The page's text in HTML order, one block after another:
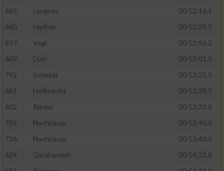
695
Langner
00:52:16.1
660
Hipfner
00:52:39.5
837
Vogl
00:52:56.2
607
Dürr
00:53:01.5
792
Schmidt
00:53:25.5
661
Hofknecht
00:53:28.5
602
Riedel
00:53:33.8
735
Nachbauer
00:53:40.6
736
Nachbauer
00:53:40.6
629
Garabandah
00:54:23.8